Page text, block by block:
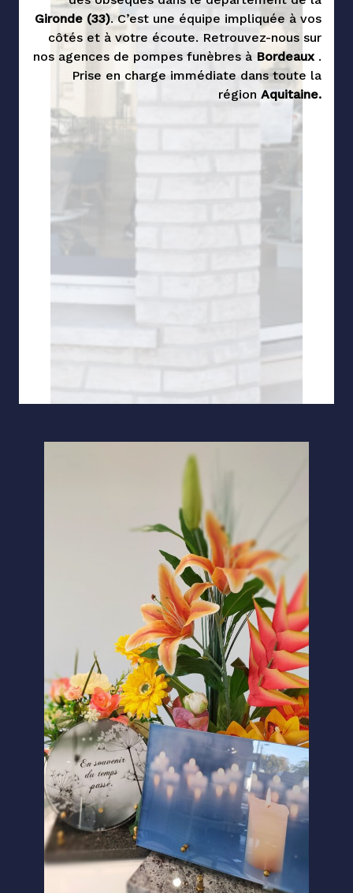
Gironde (33). C’est une équipe impliquée à vos
côtés et à votre écoute. Retrouvez-nous sur
nos agences de pompes funèbres à Bordeaux .
Prise en charge immédiate dans toute la
région Aquitaine.